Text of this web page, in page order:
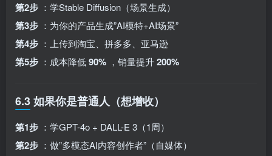
第2步 ：学Stable Diffusion（场景生成）
第3步 ：为你的产品生成”AI模特+AI场景”
第4步 ：上传到淘宝、拼多多、亚马逊
第5步 ：成本降低90% ，销量提升200%
6.3 如果你是普通人（想增收）
第1步 ：学GPT-4o + DALL-E 3（1周）
第2步 ：做”多模态AI内容创作者”（自媒体）